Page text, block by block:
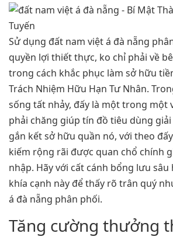
Sử dụng đất nam việt á đà nẵng
quyền lợi thiết thực, ko chỉ phải về
trong cách khắc phục làm sở hữu
Trách Nhiệm Hữu Hạn Tư Nhân.
sống tất nhảy, đấy là một trong một
phải chăng giúp tín đồ tiêu dùng
gắn kết sở hữu quần nó, với theo
kiếm rộng rãi được quan chổ chính
nhập. Hãy với cất cánh bổng lưu sâu
khía cạnh này để thấy rõ trân quý
á đà nẵng phân phối.
Tăng cường thưởng